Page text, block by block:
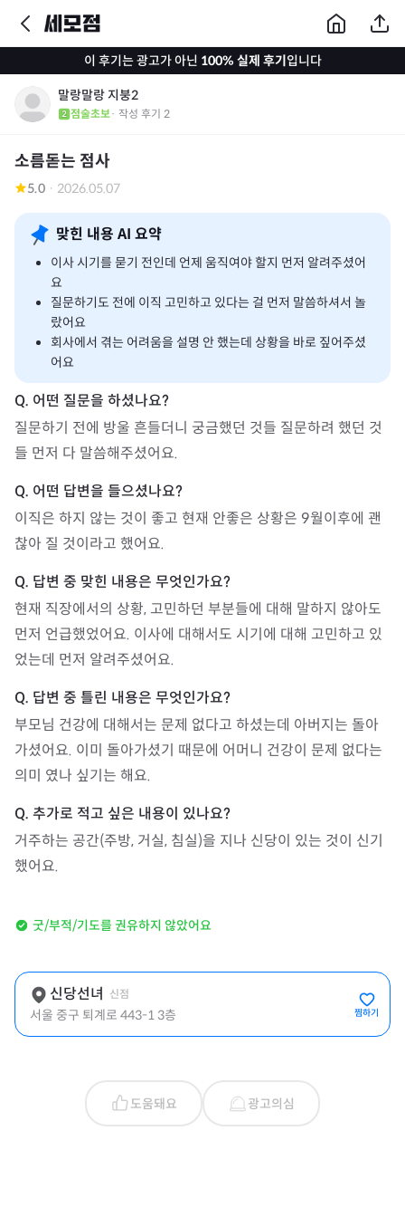
이 후기는 광고가 아닌 100% 실제 후기입니다
말랑말랑 지붕2
점술초보· 작성 후기 2
소름돋는 점사
5.0 · 2026.05.07
맞힌 내용 AI 요약
이사 시기를 묻기 전인데 언제 움직여야 할지 먼저 알려주셨어
요
질문하기도 전에 이직 고민하고 있다는 걸 먼저 말씀하셔서 놀
랐어요
회사에서 겪는 어려움을 설명 안 했는데 상황을 바로 짚어주셨
어요
질문하기 전에 방울 흔들더니 궁금했던 것들 질문하려 했던 것
들 먼저 다 말씀해주셨어요.
이직은 하지 않는 것이 좋고 현재 안좋은 상황은 9월이후에 괜
찮아 질 것이라고 했어요.
현재 직장에서의 상황, 고민하던 부분들에 대해 말하지 않아도
먼저 언급했었어요. 이사에 대해서도 시기에 대해 고민하고 있
었는데 먼저 알려주셨어요.
부모님 건강에 대해서는 문제 없다고 하셨는데 아버지는 돌아
가셨어요. 이미 돌아가셨기 때문에 어머니 건강이 문제 없다는
의미 였나 싶기는 해요.
거주하는 공간(주방, 거실, 침실)을 지나 신당이 있는 것이 신기
했어요.
굿/부적/기도를 권유하지 않았어요
신당선녀 신점
서울 중구 퇴계로 443-1 3층 찜하기
도움돼요 광고의심